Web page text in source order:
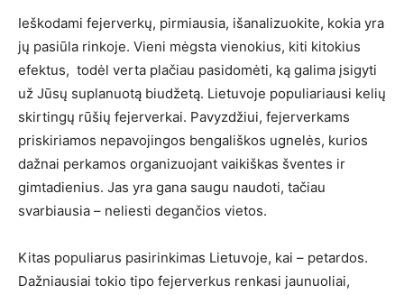
Ieškodami fejerverkų, pirmiausia, išanalizuokite, kokia yra
jų pasiūla rinkoje. Vieni mėgsta vienokius, kiti kitokius
efektus, todėl verta plačiau pasidomėti, ką galima įsigyti
už Jūsų suplanuotą biudžetą. Lietuvoje populiariausi kelių
skirtingų rūšių fejerverkai. Pavyzdžiui, fejerverkams
priskiriamos nepavojingos bengališkos ugnelės, kurios
dažnai perkamos organizuojant vaikiškas šventes ir
gimtadienius. Jas yra gana saugu naudoti, tačiau
svarbiausia – neliesti degančios vietos.
Kitas populiarus pasirinkimas Lietuvoje, kai – petardos.
Dažniausiai tokio tipo fejerverkus renkasi jaunuoliai,